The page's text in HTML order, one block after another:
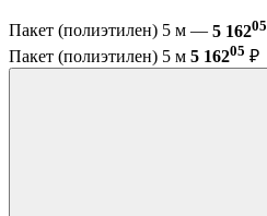
Пакет (полиэтилен) 5 м — 5 16205
Пакет (полиэтилен) 5 м 5 16205 ₽